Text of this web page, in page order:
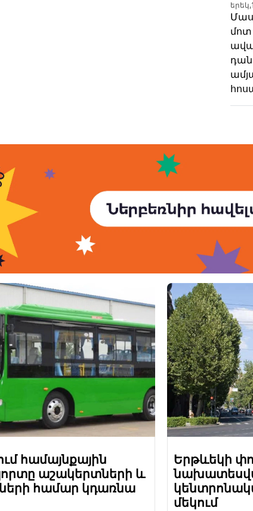
երեկ,
մոտ
համայնքային
աշակերտների և
համար կդառնա
Երթևեկի
մեկում